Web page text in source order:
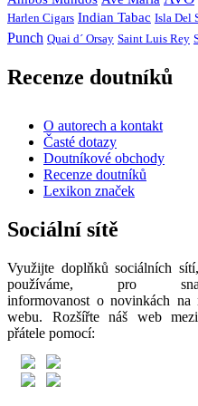
Harlen Cigars Indian Tabac Isla Del
Punch Quai d´ Orsay Saint Luis Rey
Recenze doutníků
O autorech a kontakt
Časté dotazy
Doutníkové obchody
Recenze doutníků
Lexikon značek
Sociální sítě
Využijte doplňků sociálních
používáme, pro
informovanost o novinkách na
webu. Rozšířte náš web
přátele pomocí: